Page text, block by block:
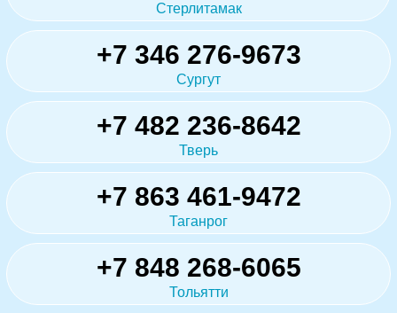
Стерлитамак
+7 346 276-9673
Сургут
+7 482 236-8642
Тверь
+7 863 461-9472
Таганрог
+7 848 268-6065
Тольятти